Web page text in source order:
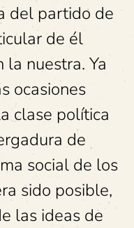
del partido de
de él
la nuestra. Ya
ocasiones
clase política
de
social de los
sido posible,
las ideas de